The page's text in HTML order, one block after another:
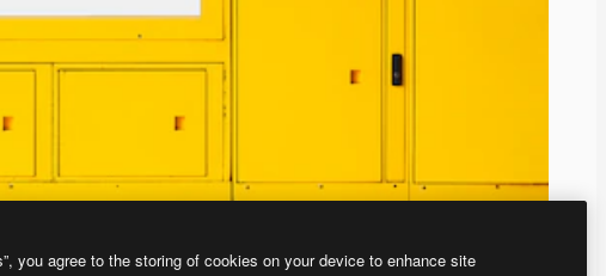
you agree to the storing of cookies on your device to enhance site